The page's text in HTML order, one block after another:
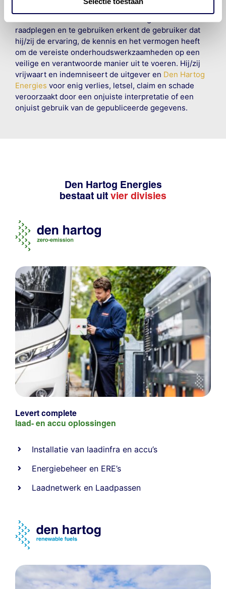
raadplegen en te gebruiken erkent de gebruiker dat
hij/zij de ervaring, de kennis en het vermogen heeft
om de vereiste onderhoudswerkzaamheden op een
veilige en verantwoorde manier uit te voeren. Hij/zij
vrijwaart en indemniseert de uitgever en Den Hartog
Energies voor enig verlies, letsel, claim en schade
veroorzaakt door een onjuiste interpretatie of een
onjuist gebruik van de gepubliceerde gegevens.
Den Hartog Energies
bestaat uit vier divisies
Levert complete
laad- en accu oplossingen
Installatie van laadinfra en accu’s
Energiebeheer en ERE’s
Laadnetwerk en Laadpassen